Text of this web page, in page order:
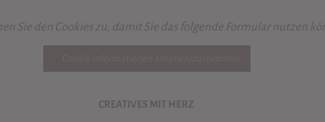
Sie den Cookies zu, damit Sie das folgende Formular nutzen
CREATIVES MIT HERZ